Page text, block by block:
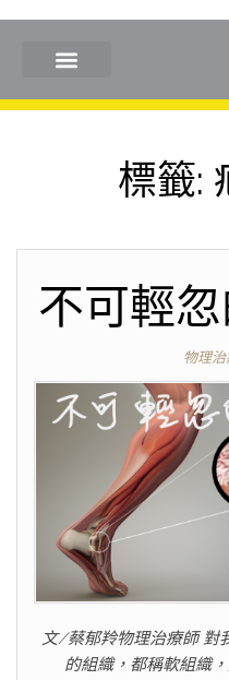
標籤:
不可輕忽
物理
文/蔡郁羚物理治療師 對
的組織，都稱軟組織